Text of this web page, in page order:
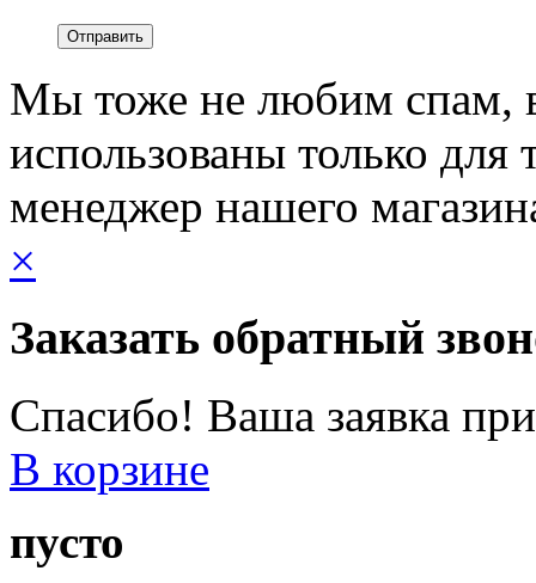
Мы тоже не любим спам,
использованы только для
менеджер нашего
×
Заказать обратный
Спасибо! Ваша заявка
В корзине
пусто